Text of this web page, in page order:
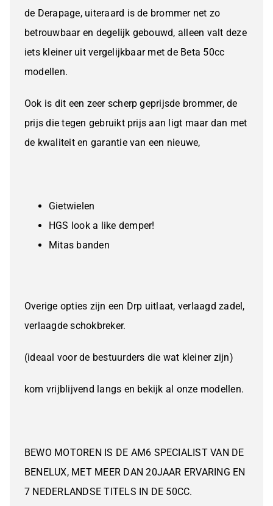
de Derapage, uiteraard is de brommer net zo
betrouwbaar en degelijk gebouwd, alleen valt deze
iets kleiner uit vergelijkbaar met de Beta 50cc
modellen.
Ook is dit een zeer scherp geprijsde brommer, de
prijs die tegen gebruikt prijs aan ligt maar dan met
de kwaliteit en garantie van een nieuwe,
Gietwielen
HGS look a like demper!
Mitas banden
Overige opties zijn een Drp uitlaat, verlaagd zadel,
verlaagde schokbreker.
(ideaal voor de bestuurders die wat kleiner zijn)
kom vrijblijvend langs en bekijk al onze modellen.
BEWO MOTOREN IS DE AM6 SPECIALIST VAN DE
BENELUX, MET MEER DAN 20JAAR ERVARING EN
7 NEDERLANDSE TITELS IN DE 50CC.